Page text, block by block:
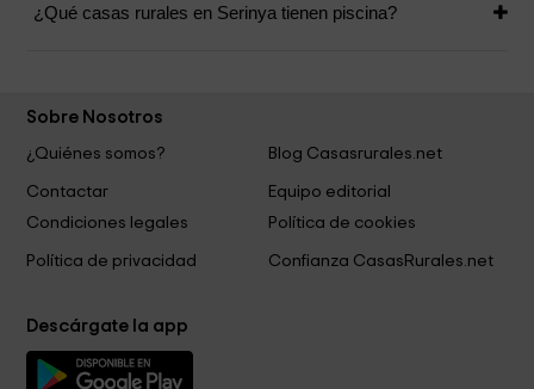
¿Qué casas rurales en Serinya tienen piscina?
Sobre Nosotros
¿Quiénes somos?
Blog Casasrurales.net
Contactar
Equipo editorial
Condiciones legales
Política de cookies
Política de privacidad Confianza CasasRurales.net
Descárgate la app